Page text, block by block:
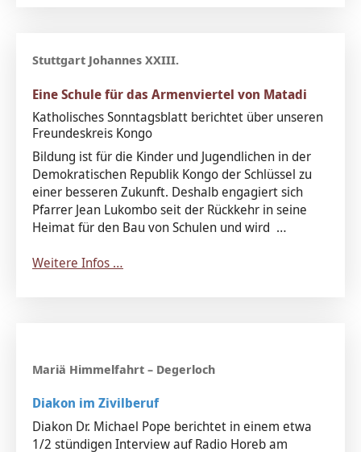
Eine Schule für das Armenviertel von Matadi
Katholisches Sonntagsblatt berichtet über unseren
Freundeskreis Kongo
Bildung ist für die Kinder und Jugendlichen in der
Demokratischen Republik Kongo der Schlüssel zu
einer besseren Zukunft. Deshalb engagiert sich
Pfarrer Jean Lukombo seit der Rückkehr in seine
Heimat für den Bau von Schulen und wird …
Weitere Infos …
Diakon im Zivilberuf
Diakon Dr. Michael Pope berichtet in einem etwa
1/2 stündigen Interview auf Radio Horeb am